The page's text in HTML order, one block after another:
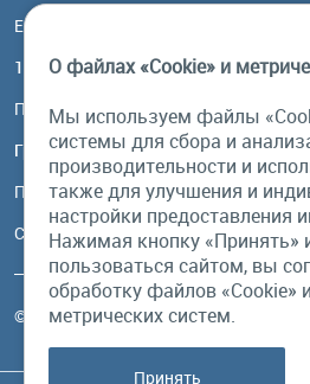
Email:
117485, Москва, ул. Профсоюзная,
Посмотреть на карте
График работы
Пн-Пт: с 10:00 до 18:00
Сб, Вс: выходной
© Бурый Медведь MMXXVI. Все
О файлах «Cookie» и
Мы используем файлы
системы для сбора и
производительности и
также для улучшения и
настройки предоставления
Нажимая кнопку «Принять»
пользоваться сайтом, вы
обработку файлов «Cookie»
метрических систем.
Принять